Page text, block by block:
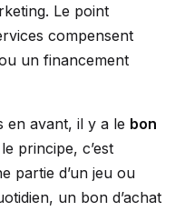
Le point
compensent
un financement
en avant, il y a le bon
principe, c’est
partie d’un jeu ou
un bon d’achat